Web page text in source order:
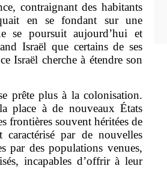
contraignant des habitants
en se fondant sur une
se poursuit aujourd’hui et
Israël que certains de ses
Israël cherche à étendre son
prête plus à la colonisation.
place à de nouveaux États
frontières souvent héritées de
par de nouvelles
par des populations venues,
incapables d’offrir à leur